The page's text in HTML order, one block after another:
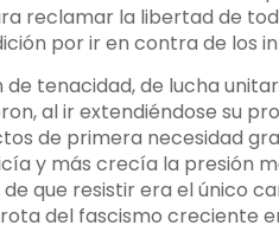
reclamar la libertad de
por ir en contra de los
de tenacidad, de lucha
al ir extendiéndose su
de primera necesidad
y más crecía la presión
que resistir era el único
del fascismo creciente